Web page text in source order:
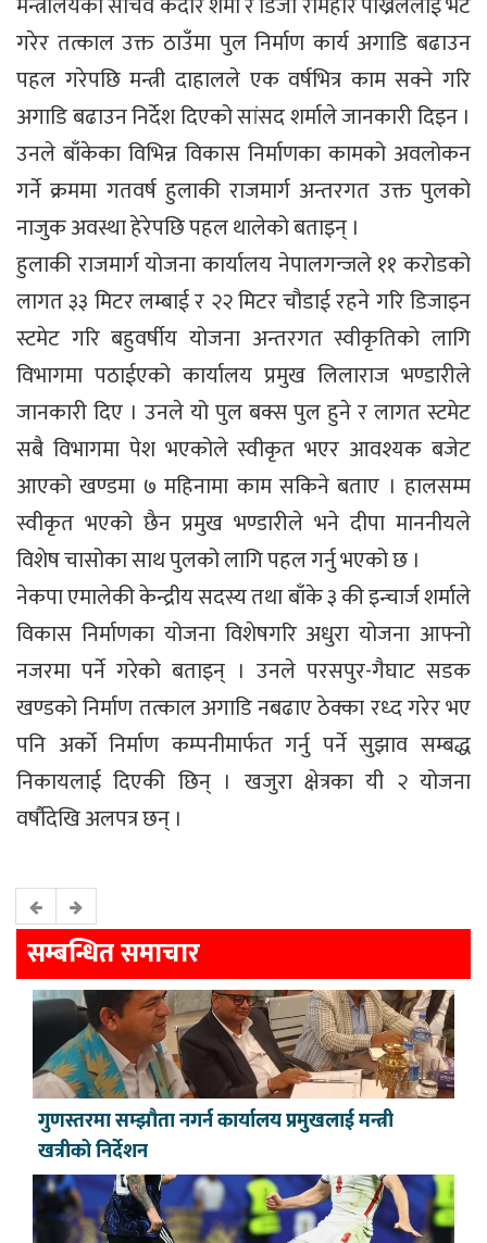
गरेर तत्काल उक्त ठाउँमा पुल निर्माण कार्य अगाडि बढाउन
पहल गरेपछि मन्त्री दाहालले एक वर्षभित्र काम सक्ने गरि
अगाडि बढाउन निर्देश दिएको सांसद शर्माले जानकारी दिइन ।
उनले बाँकेका विभिन्न विकास निर्माणका कामको अवलोकन
गर्ने क्रममा गतवर्ष हुलाकी राजमार्ग अन्तरगत उक्त पुलको
नाजुक अवस्था हेरेपछि पहल थालेको बताइन् ।
हुलाकी राजमार्ग योजना कार्यालय नेपालगन्जले ११ करोडको
लागत ३३ मिटर लम्बाई र २२ मिटर चौडाई रहने गरि डिजाइन
स्टमेट गरि बहुवर्षीय योजना अन्तरगत स्वीकृतिको लागि
विभागमा पठाईएको कार्यालय प्रमुख लिलाराज भण्डारीले
जानकारी दिए । उनले यो पुल बक्स पुल हुने र लागत स्टमेट
सबै विभागमा पेश भएकोले स्वीकृत भएर आवश्यक बजेट
आएको खण्डमा ७ महिनामा काम सकिने बताए । हालसम्म
स्वीकृत भएको छैन प्रमुख भण्डारीले भने दीपा माननीयले
विशेष चासोका साथ पुलको लागि पहल गर्नु भएको छ ।
नेकपा एमालेकी केन्द्रीय सदस्य तथा बाँके ३ की इन्चार्ज शर्माले
विकास निर्माणका योजना विशेषगरि अधुरा योजना आफ्नो
नजरमा पर्ने गरेको बताइन् । उनले परसपुर-गैघाट सडक
खण्डको निर्माण तत्काल अगाडि नबढाए ठेक्का रध्द गरेर भए
पनि अर्को निर्माण कम्पनीमार्फत गर्नु पर्ने सुझाव सम्बद्ध
निकायलाई दिएकी छिन् । खजुरा क्षेत्रका यी २ योजना
वर्षौदेखि अलपत्र छन् ।
सम्बन्धित समाचार
गुणस्तरमा सम्झौता नगर्न कार्यालय प्रमुखलाई मन्त्री
खत्रीको निर्देशन